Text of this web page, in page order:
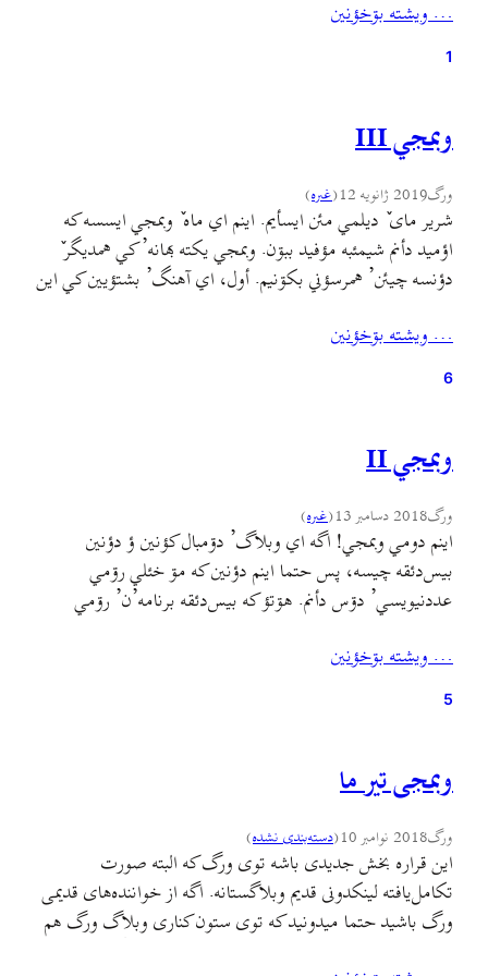
بۊخؤنين. البته خئلي اساتيد ؤ کارشناسؤن هؤشدار…
… ويشته بۊخؤنين
1
وبمجي III
ورگ2019 ژانویه 12 (غىره)
شریر مای ٚ دیلمي مئن ایسأیم. اینم اي ماه ٚ وبمجي ایسسه که
اؤمید دأنم شیمئبه مؤفيد ببۊن. وبمجي یکته بهانه’ کي همدیگر ٚ
دؤنسه چيئن’ همرسؤني بکۊنيم. أول، اي آهنگ’ بشتؤیین کي این
منطقهٔ آزاد را از بندر انزلی بیرون کرد؟ اي مطلب خؤندن…
… ويشته بۊخؤنين
6
وبمجي II
ورگ2018 دسامبر 13 (غىره)
اینم دومي وبمجي! اگه اي وبلاگ’ دۊمبال کؤنین ؤ دؤنین
بیس‌دئقه‌ چیسه، پس حتما اینم دؤنین که مۊ خئلي رۊمي
عددنیویسي’ دۊس دأنم. هۊتؤ که بیس‌دئقه برنامه’ن’ رۊمي
جي شۊماره بزنم. أگه خأ بۊدؤنين دئباري رۊم (رۊم ٚ باستان) ٚ مئن
نؤمره’ن (عددؤن) چۊتؤ…
… ويشته بۊخؤنين
5
وبمجی تیر ما
ورگ2018 نوامبر 10 (دسته‌بندی نشده)
این قراره بخش جدیدی باشه توی ورگ که البته صورت
تکامل‌یافته لینکدونی قدیم وبلاگستانه. اگه از خواننده‌های قدیمی
ورگ باشید حتما میدونید که توی ستون کناری وبلاگ ورگ هم